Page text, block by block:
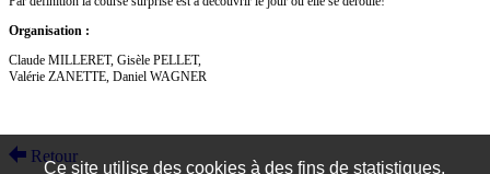
Organisation :
Claude MILLERET, Gisèle PELLET,
Valérie ZANETTE, Daniel WAGNER
Retour
Ce site utilise des cookies à des fins de statistiques,